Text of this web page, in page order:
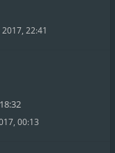
22:41
00:13